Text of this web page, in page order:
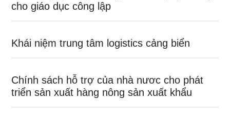
cho giáo dục công lập
Khái niệm trung tâm logistics cảng biển
Chính sách hỗ trợ của nhà nươc cho phát
triển sản xuất hàng nông sản xuất khẩu